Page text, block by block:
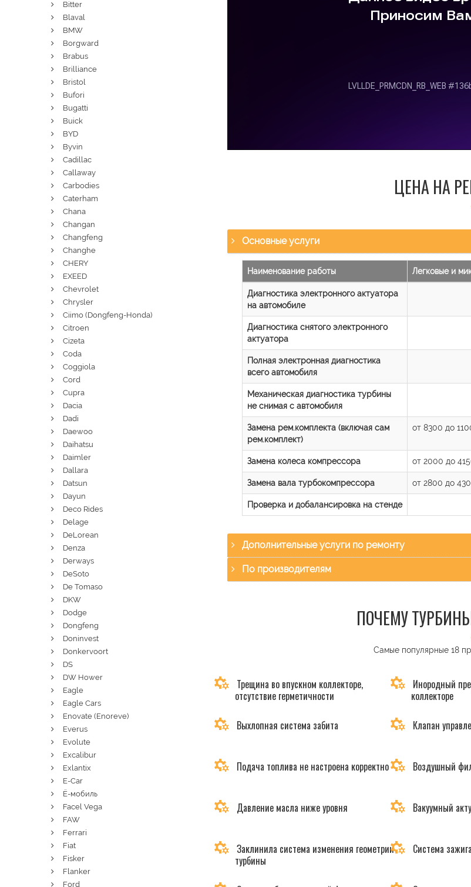
ЦЕНА НА
Основные услуги
Наименование работы Легковые и
Диагностика электронного актуатора
на автомобиле
Диагностика снятого электронного
актуатора
Полная электронная диагностика
всего автомобиля
Механическая диагностика турбины
не снимая с автомобиля
Замена рем.комплекта (включая сам
рем.комплект)
от 8300 до
Замена колеса компрессора от 2000 до
Замена вала турбокомпрессора от 2800 до
Проверка и добалансировка на стенде
Дополнительные услуги по ремонту
По производителям
ПОЧЕМУ
Самые популярные 18
Трещина во впускном коллекторе,
отсутствие герметичности
Инородный
коллекторе
Выхлопная система забита Клапан
Подача топлива не настроена корректно Воздушный
Давление масла ниже уровня Вакуумный
Заклинила система изменения геометрии
турбины
Система
Bitter
Blaval
BMW
Borgward
Brabus
Brilliance
Bristol
Bufori
Bugatti
Buick
BYD
Byvin
Cadillac
Callaway
Carbodies
Caterham
Chana
Changan
Changfeng
Changhe
CHERY
EXEED
Chevrolet
Chrysler
Ciimo (Dongfeng-Honda)
Citroen
Cizeta
Coda
Coggiola
Cord
Cupra
Dacia
Dadi
Daewoo
Daihatsu
Daimler
Dallara
Datsun
Dayun
Deco Rides
Delage
DeLorean
Denza
Derways
DeSoto
De Tomaso
DKW
Dodge
Dongfeng
Doninvest
Donkervoort
DS
DW Hower
Eagle
Eagle Cars
Enovate (Enoreve)
Everus
Evolute
Excalibur
Exlantix
E-Car
Ё-мобиль
Facel Vega
FAW
Ferrari
Fiat
Fisker
Flanker
Ford